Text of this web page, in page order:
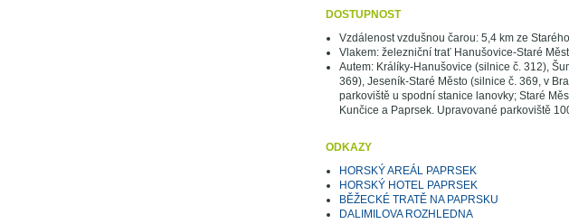
DOSTUPNOST
Vzdálenost vzdušnou čarou: 5,4 km ze
Vlakem: železniční trať Hanušovice-Staré
Autem: Králíky-Hanušovice (silnice č. 312),
369), Jeseník-Staré Město (silnice č. 369, v
parkoviště u spodní stanice lanovky; Staré
Kunčice a Paprsek. Upravované parkoviště
ODKAZY
HORSKÝ AREÁL PAPRSEK
HORSKÝ HOTEL PAPRSEK
BĚŽECKÉ TRATĚ NA PAPRSKU
DALIMILOVA ROZHLEDNA